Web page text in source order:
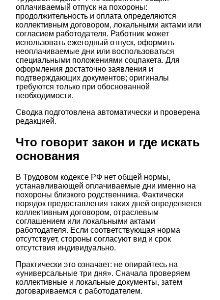
оплачиваемый отпуск на похороны:
продолжительность и оплата определяются
коллективным договором, локальными актами или
согласием работодателя. Работник может
использовать ежегодный отпуск, оформить
неоплачиваемые дни или воспользоваться
специальными положениями соцпакета. Для
оформления достаточно заявления и
подтверждающих документов; оригиналы
требуются только при обоснованной
необходимости.
Сводка подготовлена автоматически и проверена
редакцией.
Что говорит закон и где искать
основания
В Трудовом кодексе РФ нет общей нормы,
устанавливающей оплачиваемые дни именно на
похороны близкого родственника. Фактически
порядок предоставления таких дней определяется
коллективным договором, отраслевым
соглашением или локальными актами
работодателя. Если соответствующая норма
отсутствует, стороны согласуют вид и срок
отсутствия индивидуально.
Практически это означает: не опирайтесь на
«универсальные три дня». Сначала проверяем
коллективные и локальные документы, затем
договариваемся с работодателем.